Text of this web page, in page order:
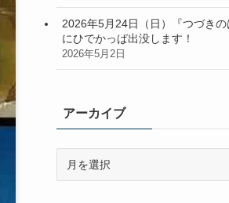
2026年5月24日（日）『つづきの
にひでかっぱ出没します！
2026年5月2日
アーカイブ